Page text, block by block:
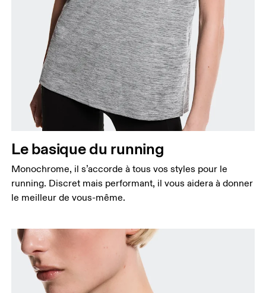
Buste
Prenez la mesure au niveau le plus large du buste,
en gardant le ruban à l’horizontale.
Taille
Mesurez votre tour de taille au dessus du nombril,
là où la taille est la plus fine.
Hanches
Mesurez votre tour de hanches sur la partie la plus
Le basique du running
Monochrome, il s’accorde à tous vos styles pour le
running. Discret mais performant, il vous aidera à donner
le meilleur de vous-même.